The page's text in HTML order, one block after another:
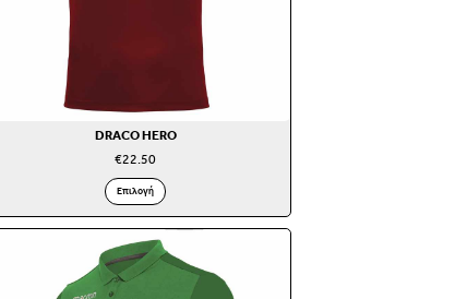
DRACO HERO
€22.50
Επιλογή